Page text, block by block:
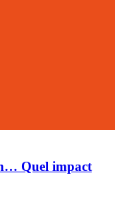
Quel impact